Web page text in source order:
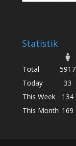
Statistik
Total 5917
Today
33
This Week
134
This Month 169